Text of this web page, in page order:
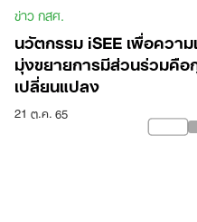
ข่าว กสศ.
นวัตกรรม iSEE เพื่อควา
มุ่งขยายการมีส่วนร่วมคื
เปลี่ยนแปลง
21 ต.ค. 65